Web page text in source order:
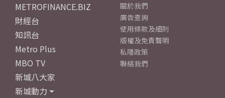
METROFINANCE.BIZ
財經台
知訊台
Metro Plus
MBO TV
新城八大家
新城動力
關於我們
廣告查詢
使用條款及細則
版權及免責聲明
私隱政策
聯絡我們